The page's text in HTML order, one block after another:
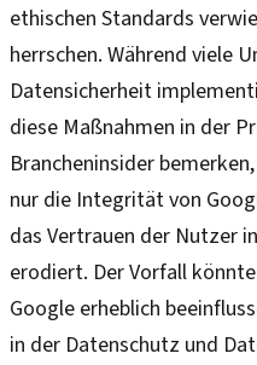
ethischen Standards
herrschen. Während viele
Datensicherheit
diese Maßnahmen in der
Brancheninsider
nur die Integrität von
das Vertrauen der Nutzer
erodiert. Der Vorfall
Google erheblich
in der Datenschutz und